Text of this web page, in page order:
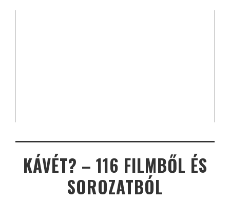
KÁVÉT? – 116 FILMBŐL ÉS
SOROZATBÓL